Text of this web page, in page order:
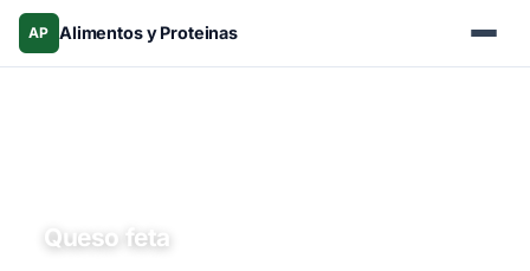
AP Alimentos y Proteinas
Queso feta